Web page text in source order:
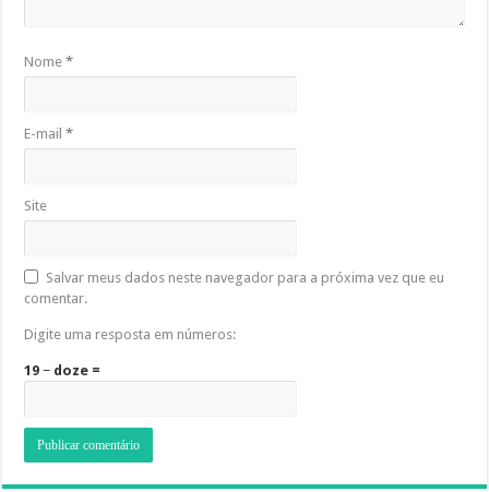
Nome*
E-mail*
Site
Salvar meus dados neste navegador para a próxima vez que eu
comentar.
Digite uma resposta em números:
19 − doze =